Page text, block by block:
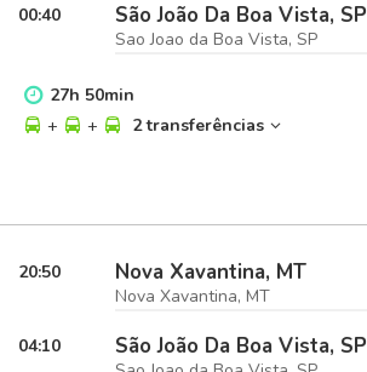
00:40 São João Da Boa Vista, SP
Sao Joao da Boa Vista, SP
27h 50min
+
+ 2 transferências
20:50 Nova Xavantina, MT
Nova Xavantina, MT
04:10 São João Da Boa Vista, SP